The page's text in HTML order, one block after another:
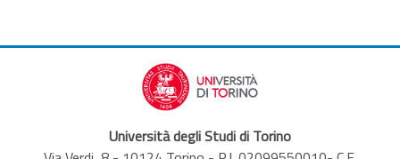
Università degli Studi di Torino